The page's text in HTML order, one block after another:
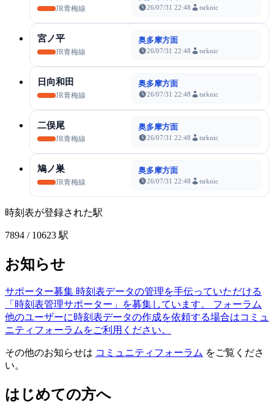
JR青梅線 26/07/31 22:48 tsrknic
宮ノ平
JR青梅線
奥多摩方面
26/07/31 22:48 tsrknic
日向和田
JR青梅線
奥多摩方面
26/07/31 22:48 tsrknic
二俣尾
JR青梅線
奥多摩方面
26/07/31 22:48 tsrknic
鳩ノ巣
JR青梅線
奥多摩方面
26/07/31 22:48 tsrknic
時刻表が登録された駅
7894 / 10623 駅
お知らせ
サポーター募集 時刻表データの管理を手伝っていただける
「時刻表管理サポーター」を募集しています。
フォーラム
他のユーザーに時刻表データの作成を依頼する場合はコミュ
ニティフォーラムをご利用ください。
その他のお知らせは コミュニティフォーラム をご覧くださ
い。
はじめての方へ